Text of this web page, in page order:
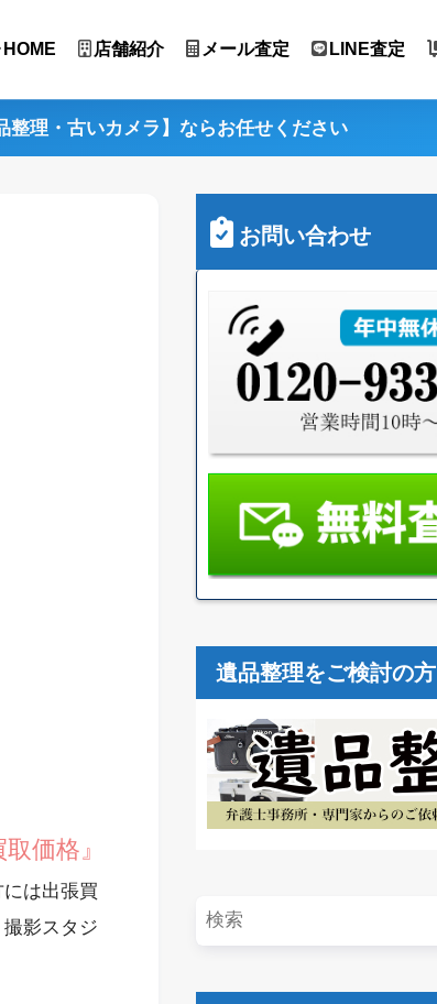
HOME 店舗紹介 メール査定 LINE査定
理・古いカメラ】ならお任せください
価格』
は出張買
影スタジ
お問い合わせ
遺品整理をご検討の方